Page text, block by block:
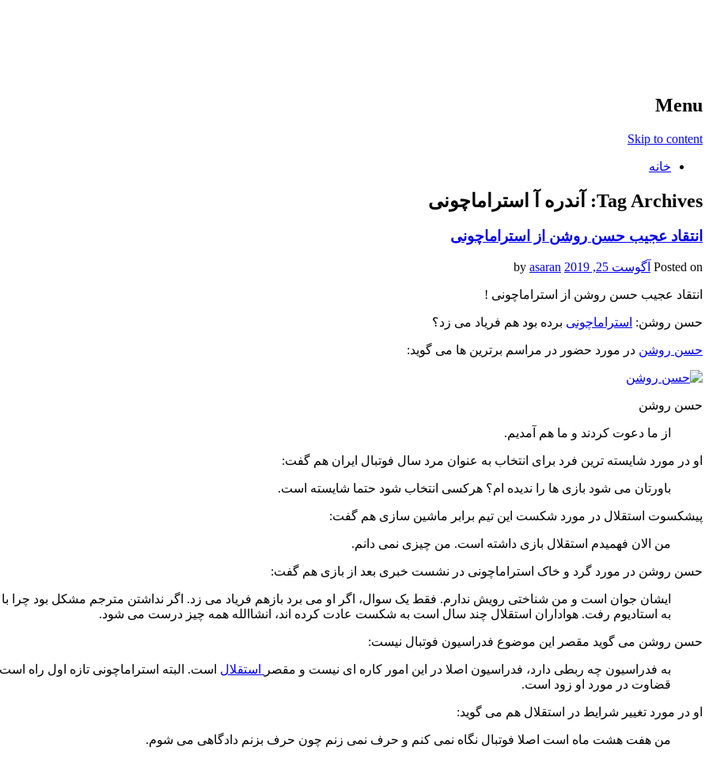
Menu
Skip to content
خانه
Tag Archives: آندره آ استراماچونی
انتقاد عجیب حسن روشن از استراماچونی
Posted on آگوست 25, 2019 asaran
انتقاد عجیب حسن روشن از استراماچونی !
حسن روشن: استراماچونی برده بود هم فریاد می زد؟
حسن روشن در مورد حضور در مراسم برترین ها می گوید:
حسن روشن
از ما دعوت کردند و ما هم آمدیم.
او در مورد شایسته ترین فرد برای انتخاب به عنوان مرد سال فوتبال ایران هم گفت:
باورتان می شود بازی ها را ندیده ام؟ هرکسی انتخاب شود حتما شایسته است.
پیشکسوت استقلال در مورد شکست این تیم برابر ماشین سازی هم گفت:
من الان فهمیدم استقلال بازی داشته است. من چیزی نمی دانم.
حسن روشن در مورد گرد و خاک استراماچونی در نشست خبری بعد از بازی هم گفت:
ایشان جوان است و من شناختی رویش ندارم. فقط یک سوال، اگر او می برد بازهم فریاد می زد. اگر نداشتن مترجم مشکل بود چرا با
به استادیوم رفت. هواداران استقلال چند سال است به شکست عادت کرده اند، انشاالله همه چیز درست می شود.
حسن روشن می گوید مقصر این موضوع فدراسیون فوتبال نیست:
به فدراسیون چه ربطی دارد، فدراسیون اصلا در این امور کاره ای نیست و مقصر استقلال است. البته استراماچونی تازه اول راه
قضاوت در مورد او زود است.
او در مورد تغییر شرایط در استقلال هم می گوید:
من هفت هشت ماه است اصلا فوتبال نگاه نمی کنم و حرف نمی زنم چون حرف بزنم دادگاهی می شوم.